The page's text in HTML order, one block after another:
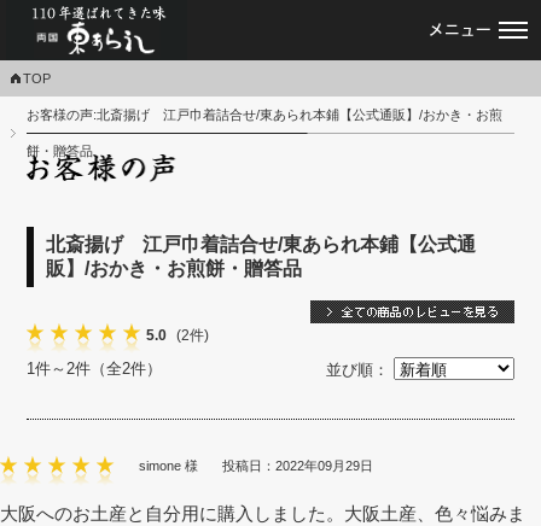
TOP
お客様の声:北斎揚げ 江戸巾着詰合せ/東あられ本鋪【公式通販】/おかき・お煎
餅・贈答品
北斎揚げ 江戸巾着詰合せ/東あられ本鋪【公式通
販】/おかき・お煎餅・贈答品
5.0 (2件)
1件～2件（全2件） 並び順：
simone 様 投稿日：2022年09月29日
大阪へのお土産と自分用に購入しました。大阪土産、色々悩みま